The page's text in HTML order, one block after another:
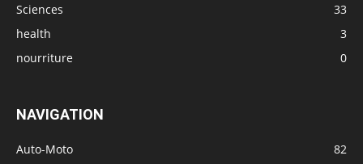
Sciences
33
health
3
nourriture
0
NAVIGATION
Auto-Moto
82